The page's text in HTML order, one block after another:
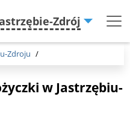
Zdrój
Zdroju
w Jastrzębiu-